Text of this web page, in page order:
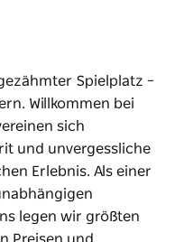
Spielplatz –
Willkommen bei
sich
und unvergessliche
Erlebnis. Als einer
legen wir größten
Preisen und